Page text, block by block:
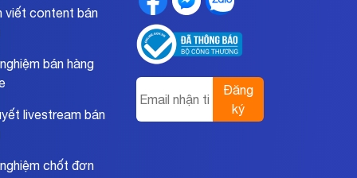
viết content bán
bán hàng
livestream bán
chốt đơn
Đăng
ký